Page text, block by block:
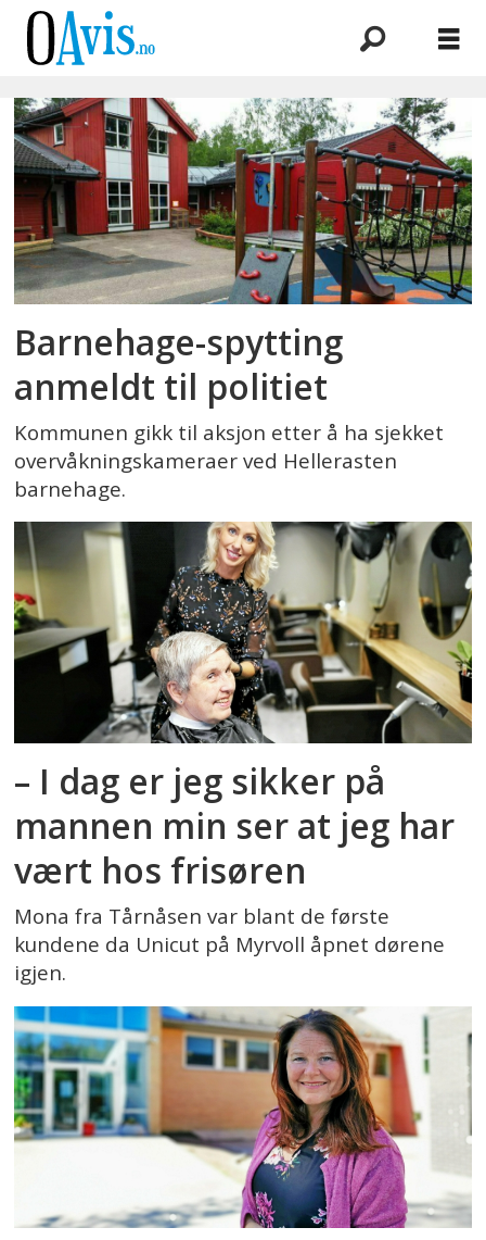
Emne:
korona-
viruset
Barnehage-spytting
anmeldt til politiet
Kommunen gikk til aksjon etter å ha sjekket
overvåkningskameraer ved Hellerasten
barnehage.
– I dag er jeg sikker på
mannen min ser at jeg har
vært hos frisøren
Mona fra Tårnåsen var blant de første
kundene da Unicut på Myrvoll åpnet dørene
igjen.